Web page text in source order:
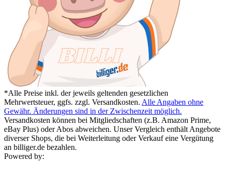
*Alle Preise inkl. der jeweils geltenden gesetzlichen
Mehrwertsteuer, ggfs. zzgl. Versandkosten. Alle Angaben ohne
Gewähr. Änderungen sind in der Zwischenzeit möglich.
Versandkosten können bei Mitgliedschaften (z.B. Amazon Prime,
eBay Plus) oder Abos abweichen. Unser Vergleich enthält Angebote
diverser Shops, die bei Weiterleitung oder Verkauf eine Vergütung
an billiger.de bezahlen.
Powered by: